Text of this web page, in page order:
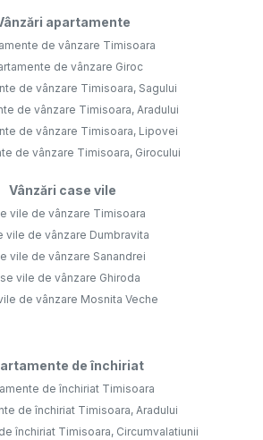
apartamente
de vânzare Timisoara
de vânzare Giroc
de vânzare Timisoara, Sagului
de vânzare Timisoara, Aradului
de vânzare Timisoara, Lipovei
de vânzare Timisoara, Girocului
Vânzări case vile
vile de vânzare Timisoara
vile de vânzare Dumbravita
vile de vânzare Sanandrei
vile de vânzare Ghiroda
de vânzare Mosnita Veche
de închiriat
de închiriat Timisoara
de închiriat Timisoara, Aradului
închiriat Timisoara, Circumvalatiunii